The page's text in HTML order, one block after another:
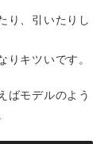
り、引いたりし
りキツいです。
ばモデルのよう